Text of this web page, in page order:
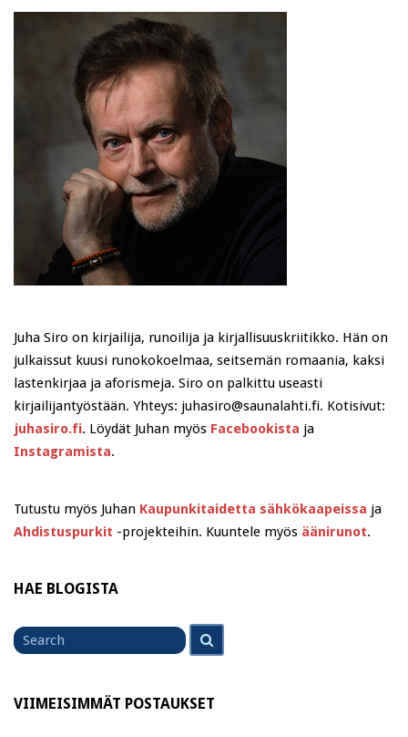
Juha Siro on kirjailija, runoilija ja kirjallisuuskriitikko. Hän on
julkaissut kuusi runokokoelmaa, seitsemän romaania, kaksi
lastenkirjaa ja aforismeja. Siro on palkittu useasti
kirjailijantyöstään. Yhteys: juhasiro@saunalahti.fi. Kotisivut:
juhasiro.fi. Löydät Juhan myös Facebookista ja
Instagramista.
Tutustu myös Juhan Kaupunkitaidetta sähkökaapeissa ja
Ahdistuspurkit -projekteihin. Kuuntele myös äänirunot.
HAE BLOGISTA
Search
for
VIIMEISIMMÄT POSTAUKSET